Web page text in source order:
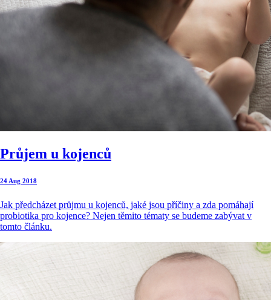
Průjem u kojenců
24 Aug 2018
Jak předcházet průjmu u kojenců, jaké jsou příčiny a zda pomáhají
probiotika pro kojence? Nejen těmito tématy se budeme zabývat v
tomto článku.